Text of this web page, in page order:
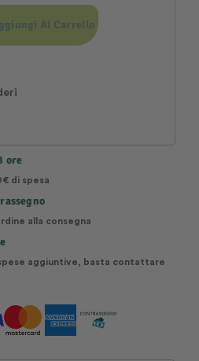
ore
di spesa
alla consegna
aggiuntive, basta contattare